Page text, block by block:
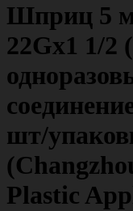
Шприц 5
22Gх1 1/2
шт/
Plastic